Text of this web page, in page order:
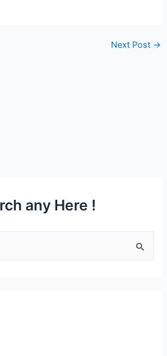
Next Post →
any Here !